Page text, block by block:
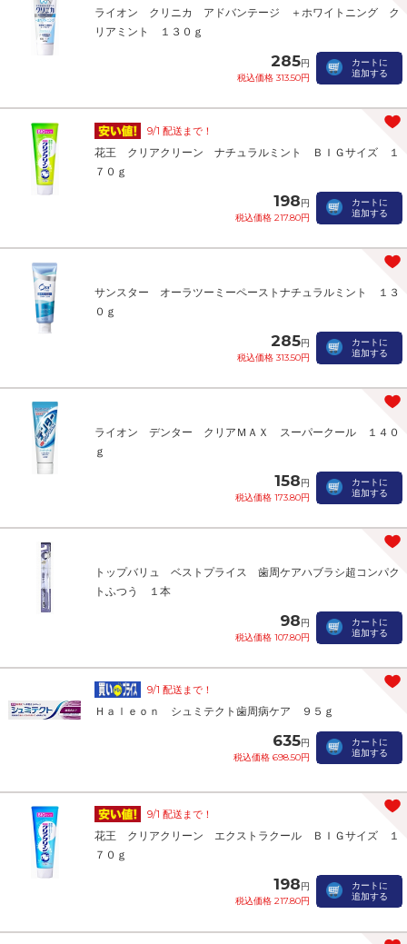
ライオン クリニカ アドバンテージ ＋ホワイトニング ク
リアミント １３０ｇ
285円
税込価格 313.50円
カートに
追加する
9/1 配送まで！
花王 クリアクリーン ナチュラルミント ＢＩＧサイズ １
７０ｇ
198円
税込価格 217.80円
カートに
追加する
サンスター オーラツーミーペーストナチュラルミント １３
０ｇ
285円
税込価格 313.50円
カートに
追加する
ライオン デンター クリアＭＡＸ スーパークール １４０
ｇ
158円
税込価格 173.80円
カートに
追加する
トップバリュ ベストプライス 歯周ケアハブラシ超コンパク
トふつう １本
98円
税込価格 107.80円
カートに
追加する
9/1 配送まで！
Ｈａｌｅｏｎ シュミテクト歯周病ケア ９５ｇ
635円
税込価格 698.50円
カートに
追加する
9/1 配送まで！
花王 クリアクリーン エクストラクール ＢＩＧサイズ １
７０ｇ
198円
税込価格 217.80円
カートに
追加する